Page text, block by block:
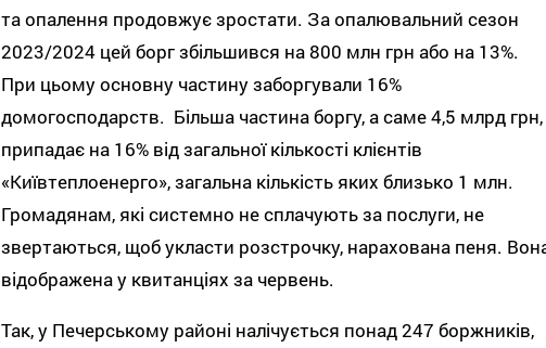
та опалення продовжує зростати. За опалювальний сезон
2023/2024 цей борг збільшився на 800 млн грн або на 13%.
При цьому основну частину заборгували 16%
домогосподарств. Більша частина боргу, а саме 4,5 млрд грн,
припадає на 16% від загальної кількості клієнтів
«Київтеплоенерго», загальна кількість яких близько 1 млн.
Громадянам, які системно не сплачують за послуги, не
звертаються, щоб укласти розстрочку, нарахована пеня.
відображена у квитанціях за червень.
Так, у Печерському районі налічується понад 247 боржників,